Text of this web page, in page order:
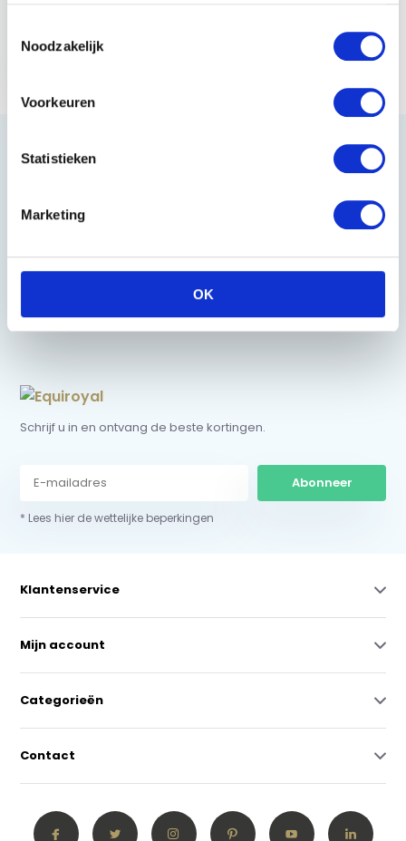
Noodzakelijk
Voorkeuren
Statistieken
Marketing
OK
Terugkeersysteem -
085 002 0715
info@equiroyal.nl
Schrijf u in en ontvang de beste kortingen.
Abonneer
* Lees hier de wettelijke beperkingen
Klantenservice
Mijn account
Categorieën
Contact